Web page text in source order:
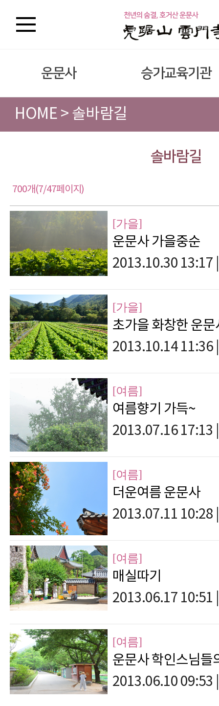
운문사 승가교육기관
HOME > 솔바람길
솔바람길
700개(7/47페이지)
[가을]
운문사 가을중순
2013.10.30 13:17
[가을]
초가을 화창한 운문
2013.10.14 11:36
[여름]
여름향기 가득~
2013.07.16 17:13
[여름]
더운여름 운문사
2013.07.11 10:28
[여름]
매실따기
2013.06.17 10:51
[여름]
운문사 학인스님들
2013.06.10 09:53